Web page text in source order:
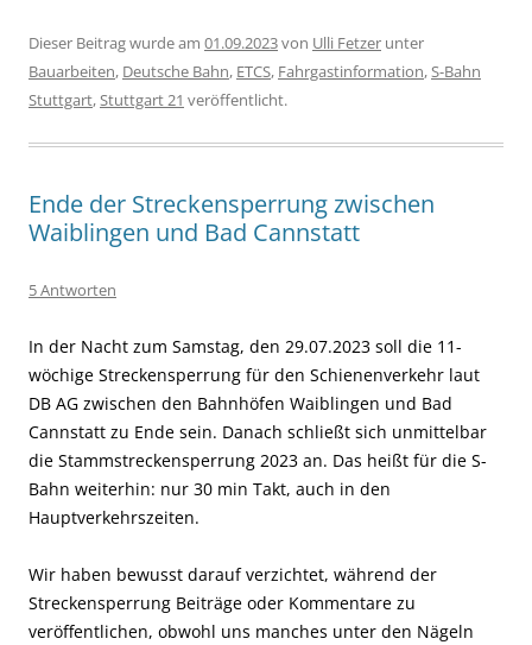
Dieser Beitrag wurde am 01.09.2023von Ulli Fetzer unter
Bauarbeiten, Deutsche Bahn, ETCS, Fahrgastinformation,S-Bahn
Stuttgart,Stuttgart 21 veröffentlicht.
Ende der Streckensperrung zwischen
Waiblingen und Bad Cannstatt
5 Antworten
In der Nacht zum Samstag, den 29.07.2023 soll die 11-
wöchige Streckensperrung für den Schienenverkehr laut
DB AG zwischen den Bahnhöfen Waiblingen und Bad
Cannstatt zu Ende sein. Danach schließt sich unmittelbar
die Stammstreckensperrung 2023 an. Das heißt für die S-
Bahn weiterhin: nur 30 min Takt, auch in den
Hauptverkehrszeiten.
Wir haben bewusst darauf verzichtet, während der
Streckensperrung Beiträge oder Kommentare zu
veröffentlichen, obwohl uns manches unter den Nägeln